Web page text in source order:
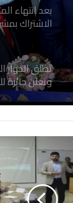
تطلق الحوار
عن التغيرات
نقابة
كلية
في احتفالية
صحيفة (العلم)
في عيد
الصحفيين